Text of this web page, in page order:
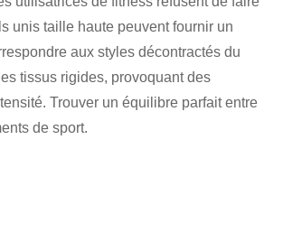
unis taille haute peuvent fournir un
aux styles décontractés du
tissus rigides, provoquant des
Trouver un équilibre parfait entre
de sport.